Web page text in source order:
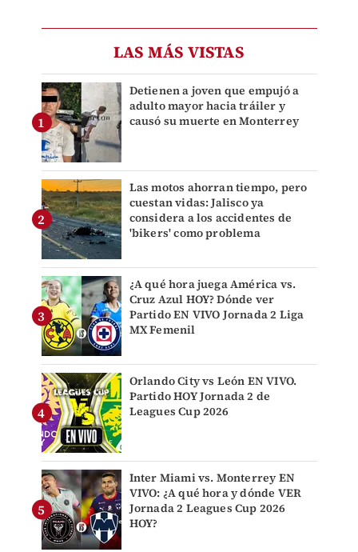
LAS MÁS VISTAS
Detienen a joven que empujó a
adulto mayor hacia tráiler y
causó su muerte en Monterrey
Las motos ahorran tiempo, pero
cuestan vidas: Jalisco ya
considera a los accidentes de
'bikers' como problema
¿A qué hora juega América vs.
Cruz Azul HOY? Dónde ver
Partido EN VIVO Jornada 2 Liga
MX Femenil
Orlando City vs León EN VIVO.
Partido HOY Jornada 2 de
Leagues Cup 2026
Inter Miami vs. Monterrey EN
VIVO: ¿A qué hora y dónde VER
Jornada 2 Leagues Cup 2026
HOY?